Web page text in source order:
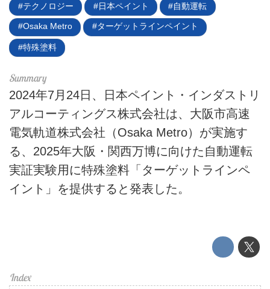
EV
電動バイク
ライフスタイル
テクノロジー
このメディアについて
運営会社
テクノロジー 日本ペイント 自動運転
Osaka Metro ターゲットラインペイント
特殊塗料
2024年7月24日、日本ペイント・インダストリ
アルコーティングス株式会社は、大阪市高速
電気軌道株式会社（Osaka Metro）が実施す
る、2025年大阪・関西万博に向けた自動運転
実証実験用に特殊塗料「ターゲットラインペ
イント」を提供すると発表した。